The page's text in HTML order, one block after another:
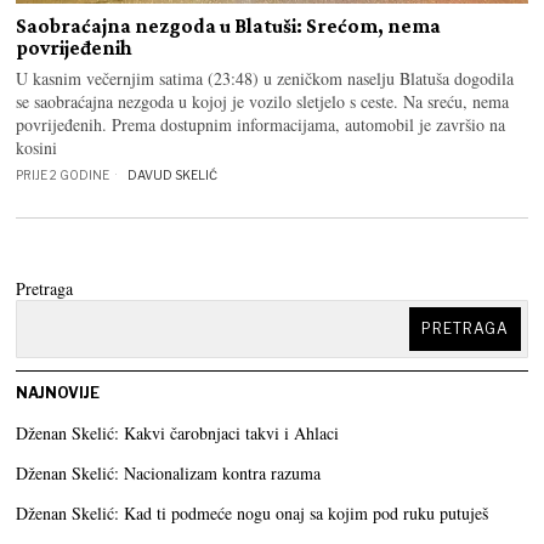
Saobraćajna nezgoda u Blatuši: Srećom, nema
povrijeđenih
U kasnim večernjim satima (23:48) u zeničkom naselju Blatuša dogodila
se saobraćajna nezgoda u kojoj je vozilo sletjelo s ceste. Na sreću, nema
povrijeđenih. Prema dostupnim informacijama, automobil je završio na
kosini
PRIJE 2 GODINE DAVUD SKELIĆ
Pretraga
PRETRAGA
NAJNOVIJE
Dženan Skelić: Kakvi čarobnjaci takvi i Ahlaci
Dženan Skelić: Nacionalizam kontra razuma
Dženan Skelić: Kad ti podmeće nogu onaj sa kojim pod ruku putuješ